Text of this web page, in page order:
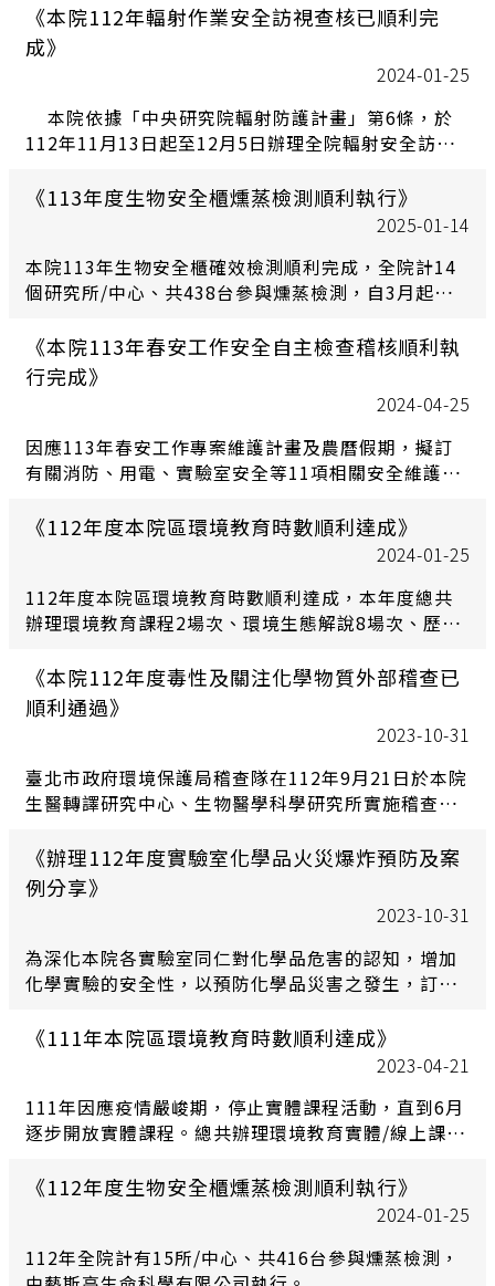
《本院112年輻射作業安全訪視查核已順利完
成》
2024-01-25
本院依據「中央研究院輻射防護計畫」第6條，於
112年11月13日起至12月5日辦理全院輻射安全訪視
驗室，均無待改善事項。
《113年度生物安全櫃燻蒸檢測順利執行》
2025-01-14
本院113年生物安全櫃確效檢測順利完成，全院計14
個研究所/中心、共438台參與燻蒸檢測，自3月起至
測之生物安全櫃數量如下表。今年度的檢測工作根據
實驗室需求和設備狀況，進行了詳盡的檢測和維護，
本年度檢測結果顯示，大多數生物安全櫃都合格並能
正常運作，僅有少數設備發現了需要維修或更換濾網
等問題。對此，相關所中心已積極進行後續處理，並
安排必要的維修和更換，均已複測完成，保證每一台
《本院113年春安工作安全自主檢查稽核順利執
行完成》
2024-04-25
因應113年春安工作專案維護計畫及農曆假期，擬訂
有關消防、用電、實驗室安全等11項相關安全維護項
工作。有效完成預先設施安全狀況檢查，先期發掘潛
存危安漏洞，杜絕災害發生，確保院區安全。
《112年度本院區環境教育時數順利達成》
2024-01-25
112年度本院區環境教育時數順利達成，本年度總共
辦理環境教育課程2場次、環境生態解說8場次、歷史
《本院112年度毒性及關注化學物質外部稽查已
順利通過》
2023-10-31
臺北市政府環境保護局稽查隊在112年9月21日於本院
生醫轉譯研究中心、生物醫學科學研究所實施稽查，
《辦理112年度實驗室化學品火災爆炸預防及案
例分享》
2023-10-31
為深化本院各實驗室同仁對化學品危害的認知，增加
化學實驗的安全性，以預防化學品災害之發生，訂於8
享」教育訓練課程。
《111年本院區環境教育時數順利達成》
2023-04-21
111年因應疫情嚴峻期，停止實體課程活動，直到6月
逐步開放實體課程。總共辦理環境教育實體/線上課程
法定環境教育時數每人4小時，執行率100%。
《112年度生物安全櫃燻蒸檢測順利執行》
2024-01-25
112年全院計有15所/中心、共416台參與燻蒸檢測，